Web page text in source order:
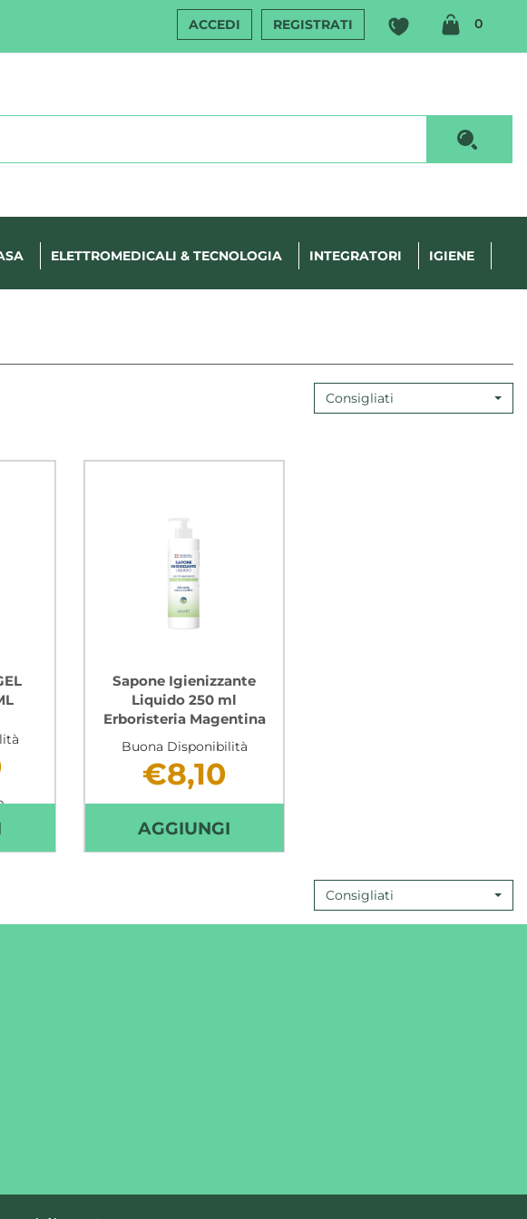
ACCEDI REGISTRATI 0
ELETTROMEDICALI & TECNOLOGIA INTEGRATORI IGIENE
Consigliati
AGGIUNGI IGIENIZZANTE
GEL
CARRELLO
Sapone Igienizzante
Liquido 250 ml
Erboristeria Magentina
Buona Disponibilità
€8,10
AGGIUNGI
IGIENIZZANTE
ML
Consigliati